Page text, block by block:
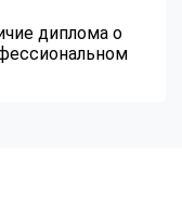
диплома о